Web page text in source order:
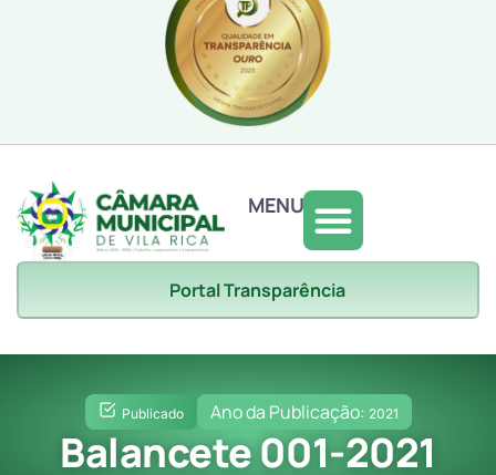
MENU
Portal Transparência
Publicado Ano da Publicação: 2021
Balancete 001-2021